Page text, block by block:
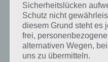
Auf WhatsApp teilen
Sicherheitslücken
Schutz nicht
diesem Grund steht es
frei,
alternativen Wegen,
uns zu übermitteln.